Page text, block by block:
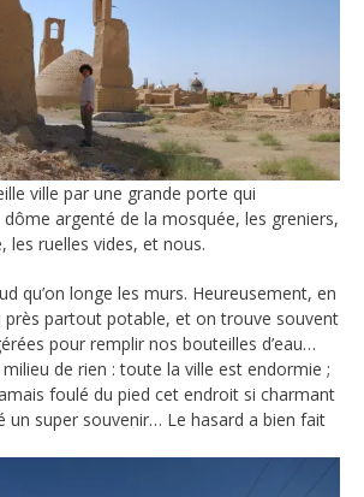
ville par une grande porte qui
argenté de la mosquée, les greniers,
les ruelles vides, et nous.
qu’on longe les murs. Heureusement, en
près partout potable, et on trouve souvent
pour remplir nos bouteilles d’eau…
de rien : toute la ville est endormie ;
foulé du pied cet endroit si charmant
un super souvenir… Le hasard a bien fait